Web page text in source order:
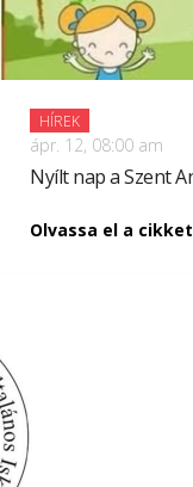
HÍREK
ápr. 12, 08:00 am
Nyílt nap a Szent
Olvassa el a cikket